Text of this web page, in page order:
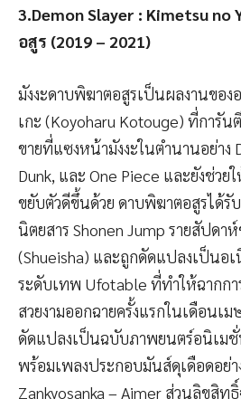
3.Demon Slayer : Kimetsu
อสูร (2019 – 2021)
มังงะดาบพิฆาตอสูรเป็นผลงานของอ
เกะ (Koyoharu Kotouge) ที่การัน
ขายที่แซงหน้ามังงะในตำนานอย่าง
Dunk, และ One Piece และยังช่ว
ขยับตัวดีขึ้นด้วย ดาบพิฆาตอสูรได้รั
นิตยสาร Shonen Jump รายสัปด
(Shueisha) และถูกดัดแปลงเป็นอ
ระดับเทพ Ufotable ที่ทำให้ฉากก
สวยงามออกฉายครั้งแรกในเดือนเ
ดัดแปลงเป็นฉบับภาพยนตร์อนิเม
พร้อมเพลงประกอบมันส์ดุเดือดอย่า
Zankyosanka – Aimer ส่วนลิขสิ